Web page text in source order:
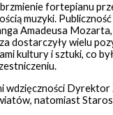
brzmienie fortepianu
muzyki.
Amadeusa
dostarczyły wielu
kultury i sztuki, co
Dyrektor
natomiast